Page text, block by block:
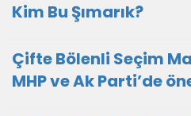
Kim Bu Şımarık?
Çifte Bölenli Seçim
MHP ve Ak Parti’de